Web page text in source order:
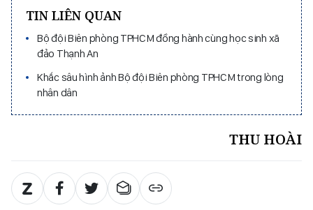
TIN LIÊN QUAN
Bộ đội Biên phòng TPHCM đồng hành cùng học sinh xã
đảo Thạnh An
Khắc sâu hình ảnh Bộ đội Biên phòng TPHCM trong lòng
nhân dân
THU HOÀI